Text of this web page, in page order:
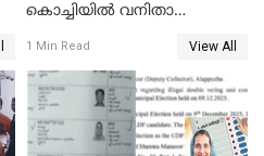
കൊച്ചിയില്‍ വനിതാ
കോടി രൂപ
1 Min Read View All